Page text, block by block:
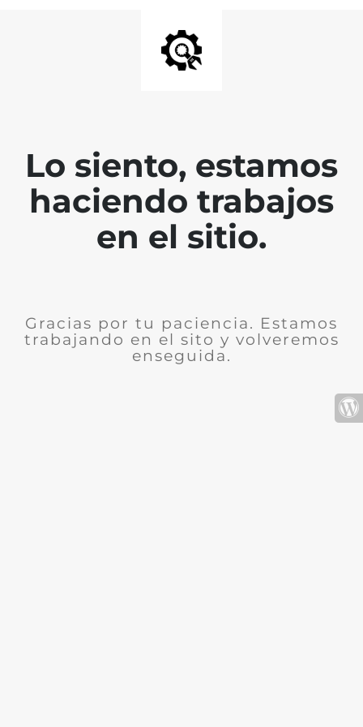
Lo siento, estamos
haciendo trabajos
en el sitio.
Gracias por tu paciencia. Estamos
trabajando en el sito y volveremos
enseguida.